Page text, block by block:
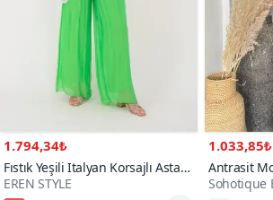
1.794,34₺
Fıstık Yeşili Italyan Korsajlı Astarlı
İpek Wes Pantolon
EREN STYLE
1.033,85₺
Antrasit
Pantolon
Sohotique